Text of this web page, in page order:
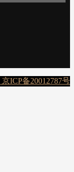
京ICP备20012787号